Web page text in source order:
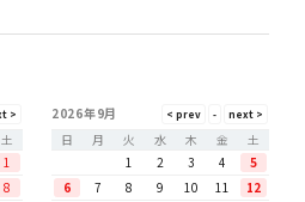
土
1
8
2026年9月
日
月 火 水 木 金
土
1
2 3 4
5
6
7 8 9 10 11
12